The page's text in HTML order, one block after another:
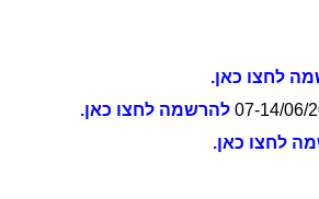
לחצו כאן.
להרשמה לחצו כאן.
לחצו כאן.